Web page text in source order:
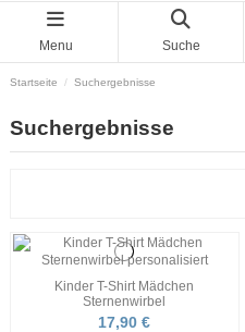
Menu Suche
Startseite Suchergebnisse
Suchergebnisse
Kinder T-Shirt Mädchen
Sternenwirbel
17,90 €